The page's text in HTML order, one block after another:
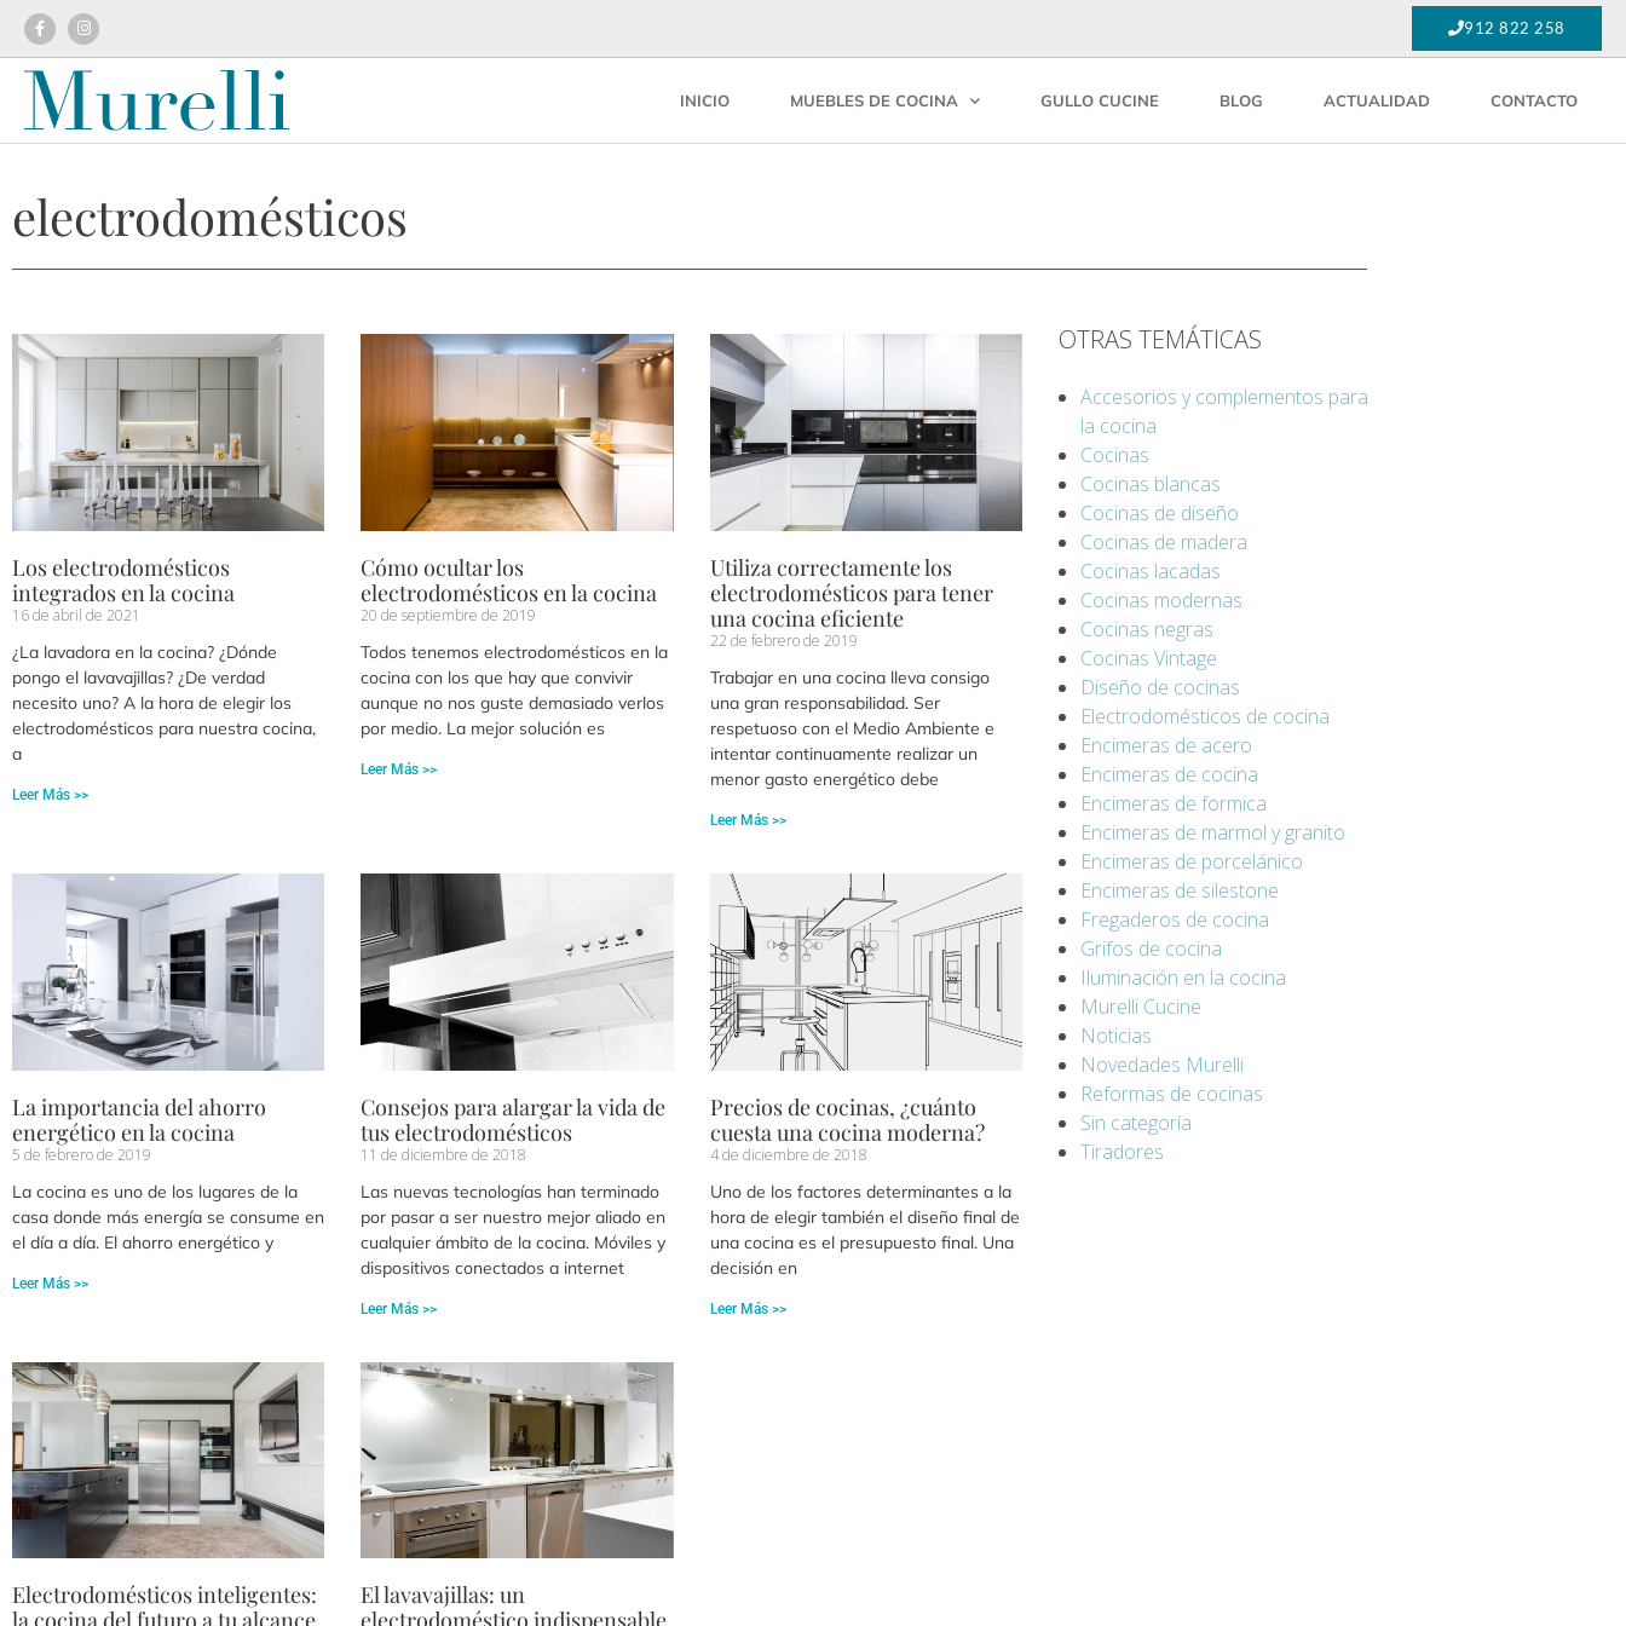
912 822 258
INICIO MUEBLES DE COCINA GULLO CUCINE BLOG ACTUALIDAD CONTACTO
electrodomésticos
Los electrodomésticos
integrados en la cocina
16 de abril de 2021
¿La lavadora en la cocina? ¿Dónde
pongo el lavavajillas? ¿De verdad
necesito uno? A la hora de elegir los
electrodomésticos para nuestra cocina,
a
Leer Más >>
Cómo ocultar los
electrodomésticos en la cocina
20 de septiembre de 2019
Todos tenemos electrodomésticos en la
cocina con los que hay que convivir
aunque no nos guste demasiado verlos
por medio. La mejor solución es
Leer Más >>
Utiliza correctamente los
electrodomésticos para tener
una cocina eficiente
22 de febrero de 2019
Trabajar en una cocina lleva consigo
una gran responsabilidad. Ser
respetuoso con el Medio Ambiente e
intentar continuamente realizar un
menor gasto energético debe
Leer Más >>
La importancia del ahorro
energético en la cocina
5 de febrero de 2019
La cocina es uno de los lugares de la
casa donde más energía se consume en
el día a día. El ahorro energético y
Leer Más >>
Consejos para alargar la vida de
tus electrodomésticos
11 de diciembre de 2018
Las nuevas tecnologías han terminado
por pasar a ser nuestro mejor aliado en
cualquier ámbito de la cocina. Móviles y
dispositivos conectados a internet
Leer Más >>
Precios de cocinas, ¿cuánto
cuesta una cocina moderna?
4 de diciembre de 2018
Uno de los factores determinantes a la
hora de elegir también el diseño final de
una cocina es el presupuesto final. Una
decisión en
Leer Más >>
Electrodomésticos inteligentes:
El lavavajillas: un
OTRAS TEMÁTICAS
Accesorios y complementos para
la cocina
Cocinas
Cocinas blancas
Cocinas de diseño
Cocinas de madera
Cocinas lacadas
Cocinas modernas
Cocinas negras
Cocinas Vintage
Diseño de cocinas
Electrodomésticos de cocina
Encimeras de acero
Encimeras de cocina
Encimeras de formica
Encimeras de marmol y granito
Encimeras de porcelánico
Encimeras de silestone
Fregaderos de cocina
Grifos de cocina
Iluminación en la cocina
Murelli Cucine
Noticias
Novedades Murelli
Reformas de cocinas
Sin categoría
Tiradores